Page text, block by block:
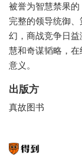
被誉为智慧禁果
完整的领导统御
幻，商战竞争日
慧和奇谋韬略，
意义。
出版方
真故图书